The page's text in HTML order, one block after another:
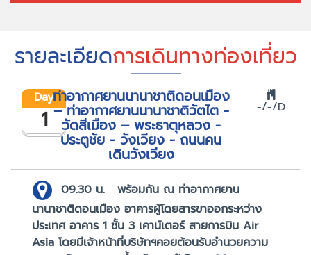
รายละเอียดการเดินทางท่องเที่ยว
Day
1
ท่าอากาศยานนานาชาติดอนเมือง
– ท่าอากาศยานนานาชาติวัตไต -
วัดสีเมือง – พระธาตุหลวง -
ประตูชัย - วังเวียง - ถนนคน
เดินวังเวียง
-/-/D
09.30 น.
พร้อมกัน ณ ท่าอากาศยาน
นานาชาติดอนเมือง อาคารผู้โดยสารขาออกระหว่าง
ประเทศ อาคาร 1 ชั้น 3 เคาน์เตอร์ สายการบิน Air
Asia โดยมีเจ้าหน้าที่บริษัทฯคอยต้อนรับอำนวยความ